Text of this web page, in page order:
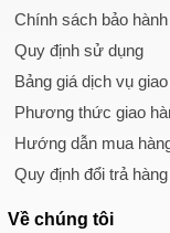
Chính sách bảo hành
Quy định sử dụng
Bảng giá dịch vụ
Phương thức giao
Hướng dẫn mua
Quy định đổi trả hàng
Về chúng tôi